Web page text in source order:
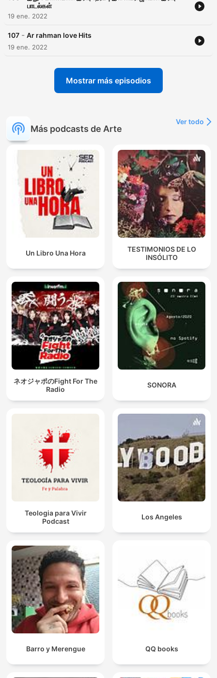
பாடல்கள்
19 ene. 2022
107 - Ar rahman love Hits
19 ene. 2022
Mostrar más episodios
Más podcasts de Arte
Ver todo
Un Libro Una Hora
TESTIMONIOS DE LO
INSÓLITO
ネオジャポのFight For The
Radio
SONORA
Teologia para Vivir
Podcast
Los Angeles
Barro y Merengue QQ books